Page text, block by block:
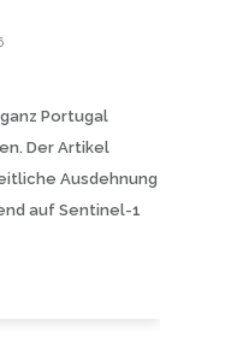
Portugal
Der Artikel
Ausdehnung
auf Sentinel-1